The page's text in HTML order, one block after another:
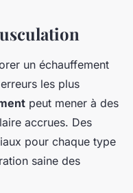
un échauffement
les plus
peut mener à des
accrues. Des
pour chaque type
saine des